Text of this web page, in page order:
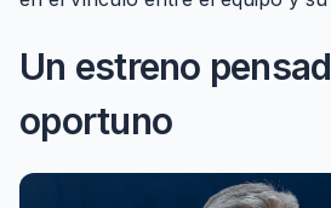
Un estreno
oportuno